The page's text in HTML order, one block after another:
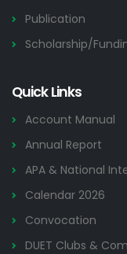
Publication
Scholarship/
Quick Links
Account Manual
Annual Report
APA & National
Calendar 2026
Convocation
DUET Clubs &